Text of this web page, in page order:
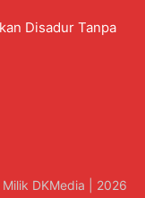
Disadur Tanpa
DKMedia | 2026